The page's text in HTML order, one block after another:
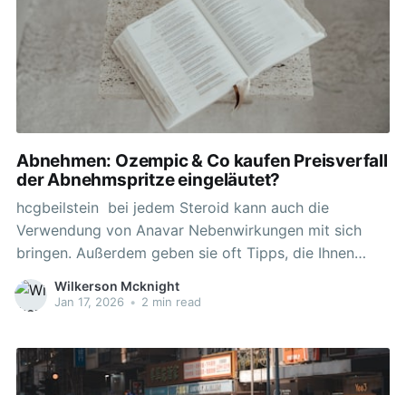
Abnehmen: Ozempic & Co kaufen Preisverfall
der Abnehmspritze eingeläutet?
hcgbeilstein bei jedem Steroid kann auch die
Verwendung von Anavar Nebenwirkungen mit sich
bringen. Außerdem geben sie oft Tipps, die Ihnen
helfen, unangenehme Nebenwirkungen und
Nebenwirkungen bei der Einnahme von Anavar zu
Um Anavar in Berlin zu kaufen,
Wilkerson Mcknight
Jan 17, 2026 • 2 min read